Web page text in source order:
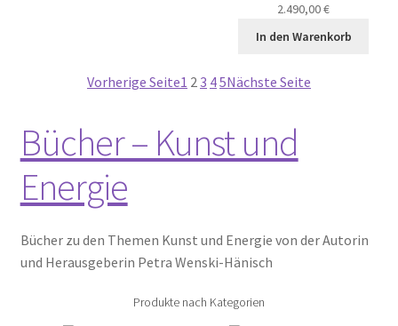
2.490,00€
In den Warenkorb
Vorherige Seite1 23 45Nächste Seite
Bücher – Kunst und
Energie
Bücher zu den Themen Kunst und Energie von der Autorin
und Herausgeberin Petra Wenski-Hänisch
Produkte nach Kategorien